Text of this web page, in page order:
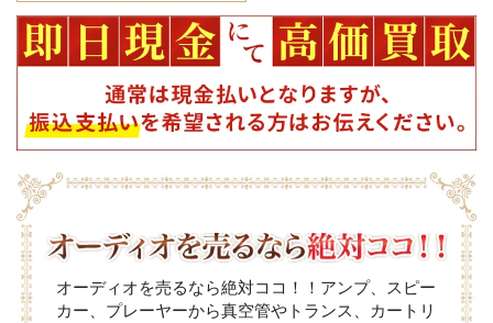
オーディオを売るなら絶対ココ！！アンプ、スピー
カー、プレーヤーから真空管やトランス、カートリ